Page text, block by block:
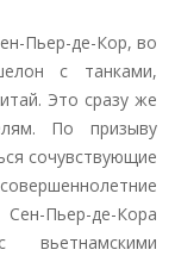
Пьер-де-Кор, во
с танками,
Это сразу же
По призыву
сочувствующие
Пьер-де-Кора